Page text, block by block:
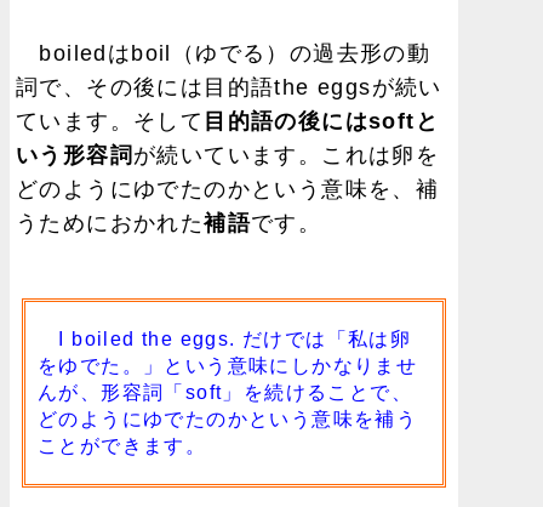
boiledはboil（ゆでる）の過去形の動
詞で、その後には目的語the eggsが続い
ています。そして 目的語の後にはsoftと
いう形容詞 が続いています。これは卵を
どのようにゆでたのかという意味を、補
うためにおかれた補語です。
I boiled the eggs. だけでは「私は卵
をゆでた。」という意味にしかなりませ
んが、形容詞「soft」を続けることで、
どのようにゆでたのかという意味を補う
ことができます。